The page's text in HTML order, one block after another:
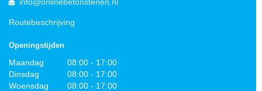
Routebeschrijving
Openingstijden
Maandag
08:00 - 17:00
Dinsdag
08:00 - 17:00
Woensdag
08:00 - 17:00